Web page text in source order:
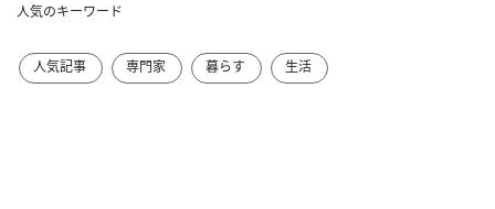
人気のキーワード
人気記事 専門家 暮らす 生活